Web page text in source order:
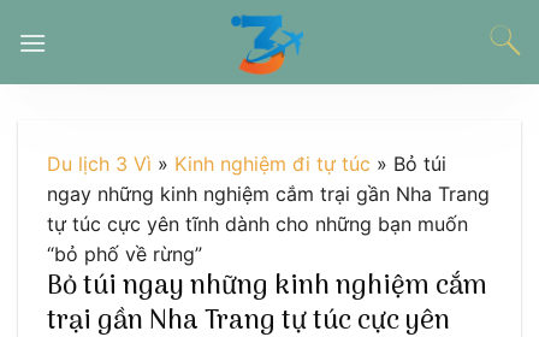
đến
Du lịch 3 Vì » Kinh nghiệm đi tự túc » Bỏ túi
ngay những kinh nghiệm cắm trại gần Nha Trang
tự túc cực yên tĩnh dành cho những bạn muốn
“bỏ phố về rừng”
Bỏ túi ngay những kinh nghiệm cắm
trại gần Nha Trang tự túc cực yên